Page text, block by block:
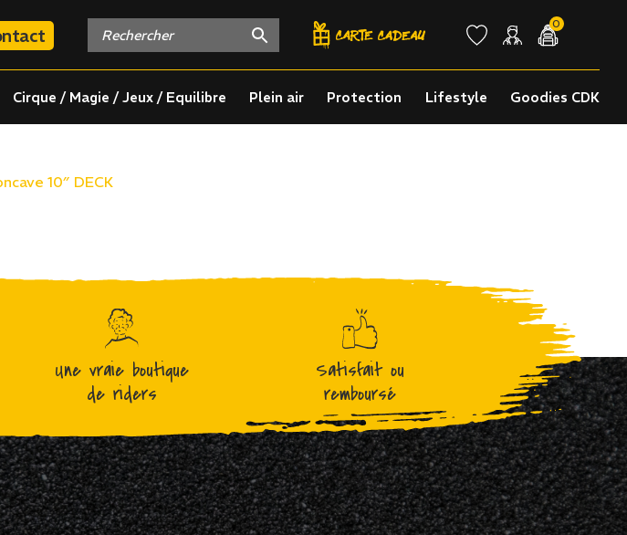
0
Cirque / Magie / Jeux / Equilibre Plein air Protection Lifestyle Goodies CDK
10″ DECK
Une vraie boutique
de riders
Satisfait ou
remboursé